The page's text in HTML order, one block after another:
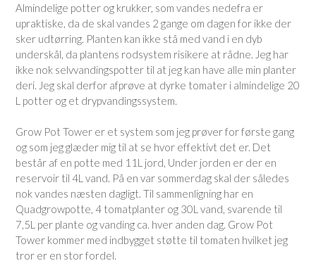
Almindelige potter og krukker, som vandes nedefra er
upraktiske, da de skal vandes 2 gange om dagen for ikke der
sker udtørring. Planten kan ikke stå med vand i en dyb
underskål, da plantens rodsystem risikere at rådne. Jeg har
ikke nok selvvandingspotter til at jeg kan have alle min planter
deri. Jeg skal derfor afprøve at dyrke tomater i almindelige 20
L potter og et drypvandingssystem.
Grow Pot Tower er et system som jeg prøver for første gang
og som jeg glæder mig til at se hvor effektivt det er. Det
består af en potte med 11L jord, Under jorden er der en
reservoir til 4L vand. På en var sommerdag skal der således
nok vandes næsten dagligt. Til sammenligning har en
Quadgrowpotte, 4 tomatplanter og 30L vand, svarende til
7,5L per plante og vanding ca. hver anden dag. Grow Pot
Tower kommer med indbygget støtte til tomaten hvilket jeg
tror er en stor fordel.